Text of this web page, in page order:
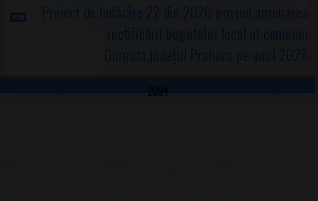
Proiect de hotărâre 22 din 2026 privind aprobarea
rectificării bugetului local al comunei
Gorgota,judeţul Prahova pe anul 2026
2024